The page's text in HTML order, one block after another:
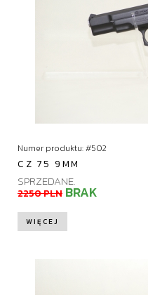
Numer produktu: #502
CZ 75 9MM
SPRZEDANE.
2250 PLN BRAK
WIĘCEJ